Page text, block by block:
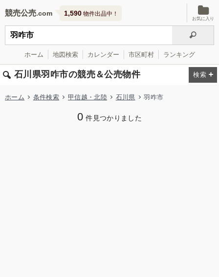
競売公売 1,590 物件出品中！
お気に入り
ホーム 地図検索 カレンダー 市区町村 ランキング
石川県羽咋市の競売＆公売物件
ホーム 条件検索 甲信越・北陸 石川県 羽咋市
0 件見つかりました